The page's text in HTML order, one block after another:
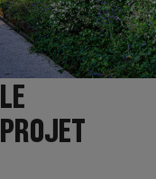
LE
PROJET